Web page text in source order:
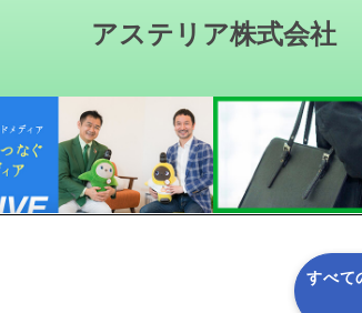
アステリア株式会社
すべて